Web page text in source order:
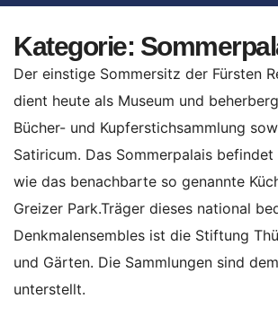
Kategorie:
Der einstige Sommersitz der Fürsten
dient heute als Museum und
Bücher- und Kupferstichsammlung
Satiricum. Das Sommerpalais befindet
wie das benachbarte so genannte
Greizer Park.Träger dieses national
Denkmalensembles ist die Stiftung
und Gärten. Die Sammlungen sind
unterstellt.